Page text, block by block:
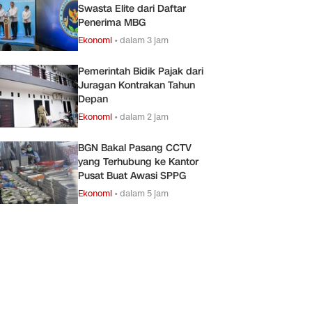
Swasta Elite dari Daftar
Penerima MBG
Ekonomi •dalam 3 jam
Pemerintah Bidik Pajak dari
Juragan Kontrakan Tahun
Depan
Ekonomi •dalam 2 jam
BGN Bakal Pasang CCTV
yang Terhubung ke Kantor
Pusat Buat Awasi SPPG
Ekonomi •dalam 5 jam